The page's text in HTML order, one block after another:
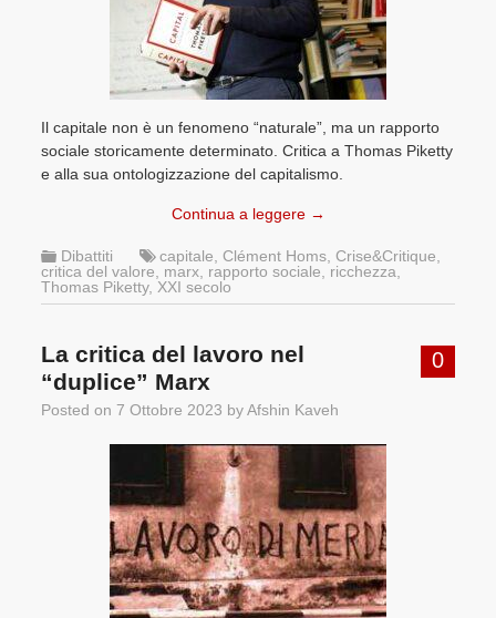
Il capitale non è un fenomeno “naturale”, ma un rapporto
sociale storicamente determinato. Critica a Thomas Piketty
e alla sua ontologizzazione del capitalismo.
Continua a leggere →
Dibattiti capitale ,Clément Homs ,Crise&Critique
critica del valore
marx rapporto sociale ricchezza
Thomas Piketty, XXI secolo
0
La critica del lavoro nel
“duplice” Marx
Posted on 7 Ottobre 2023 by Afshin Kaveh